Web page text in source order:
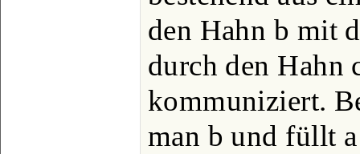
den Hahn b mit
durch den Hahn
kommuniziert.
man b und füllt